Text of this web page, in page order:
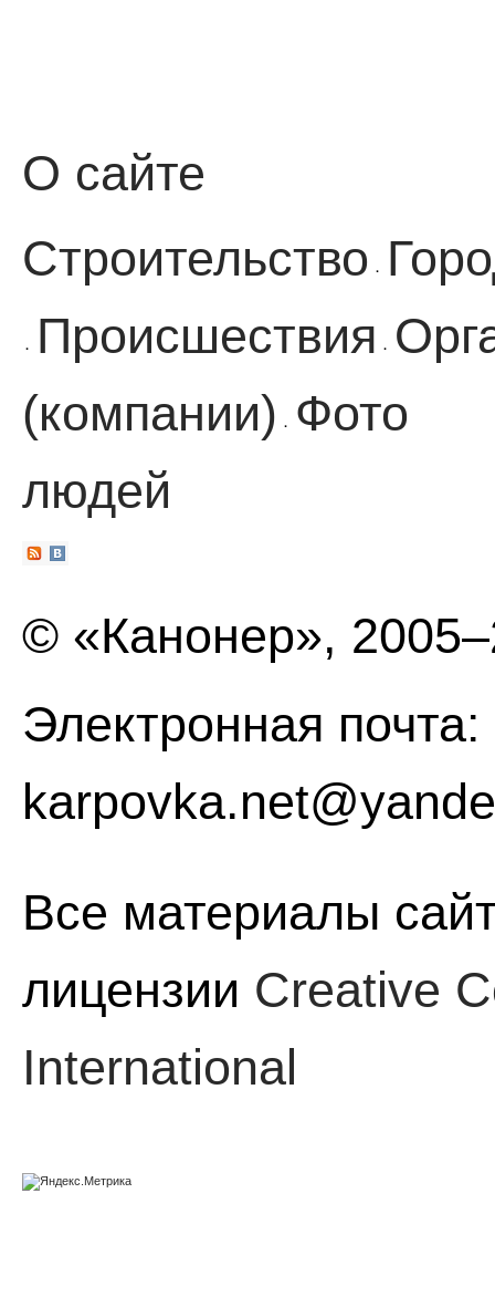
О сайте
Строительство ·
· Происшествия ·
(компании)
·
Фото
людей
© «Канонер»,
Электронная почта:
Все материалы
лицензии Creative
International